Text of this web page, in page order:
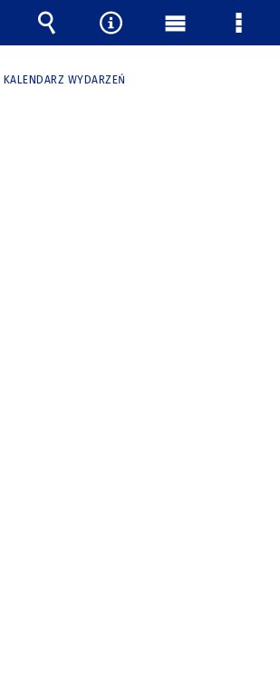
KALENDARZ WYDARZEŃ
Wyszukiwarka
Narzędzia
Menu Menu